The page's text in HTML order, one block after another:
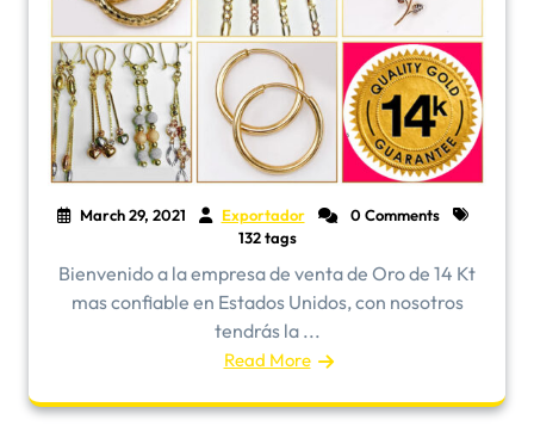
March 29, 2021 Exportador
0 Comments
132 tags
Bienvenido a la empresa de venta de Oro de 14 Kt
mas confiable en Estados Unidos, con nosotros
tendrás la ...
Read More